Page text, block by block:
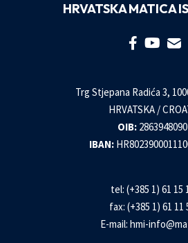
HRVATSKA MATICA
Trg Stjepana Radića 3,
HRVATSKA /
OIB:
IBAN:
tel: (+385 1) 61 15
fax: (+385 1) 61 11
E-mail: hmi-